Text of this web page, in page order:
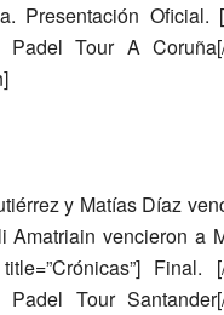
Presentación Oficial.
Tour A
y Matías Díaz
Amatriain vencieron a
Final.
Tour